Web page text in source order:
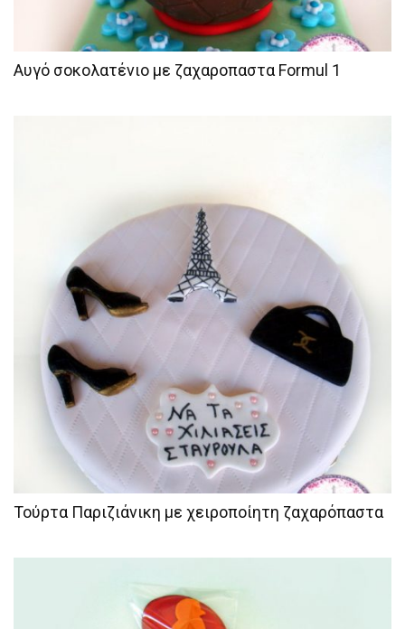
Αυγό σοκολατένιο με ζαχαροπαστα Formul 1
Τούρτα Παριζιάνικη με χειροποίητη ζαχαρόπαστα